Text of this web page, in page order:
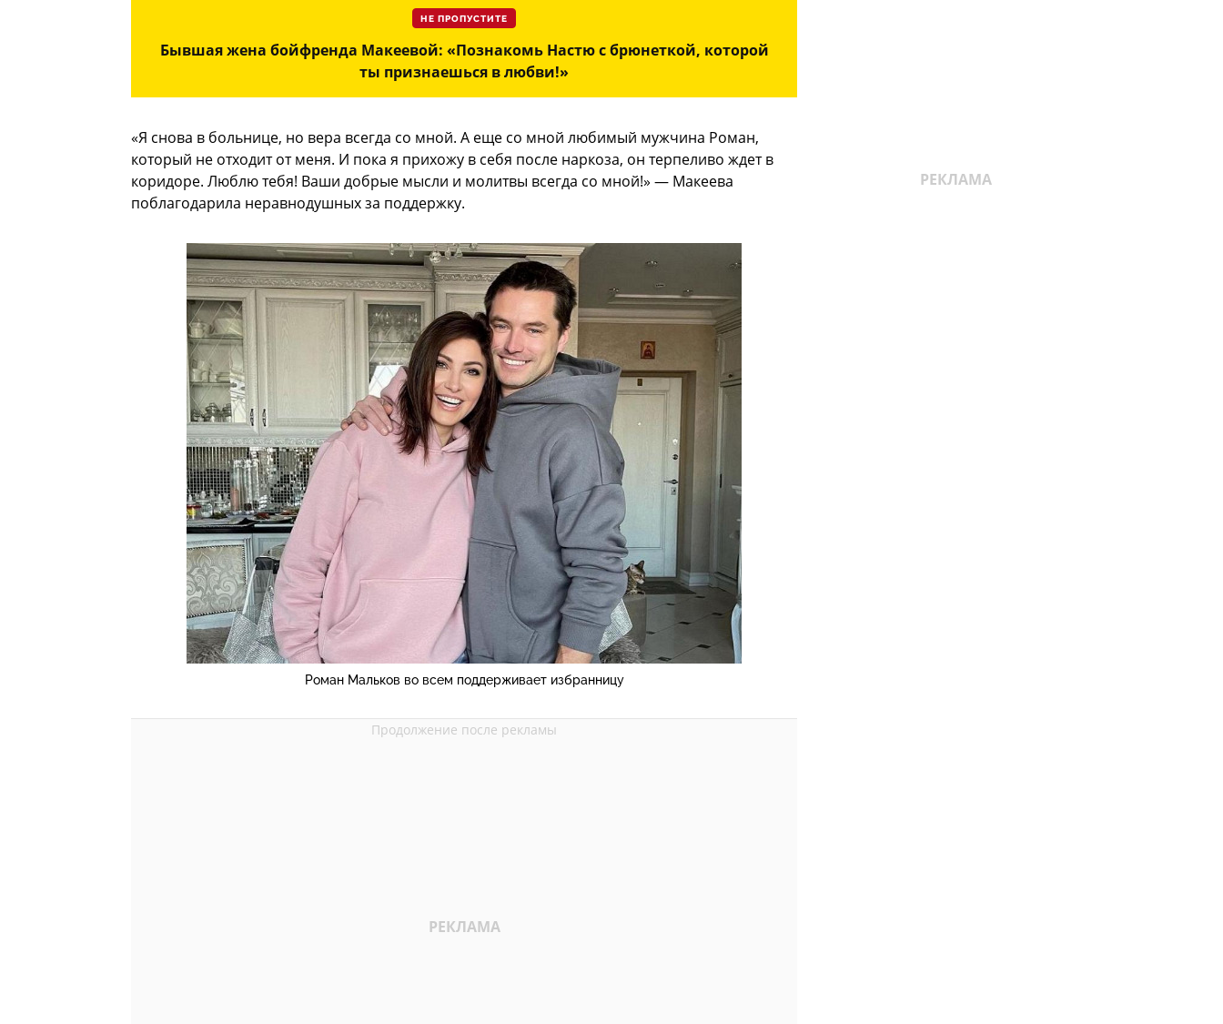
НЕ ПРОПУСТИТЕ
Бывшая жена бойфренда Макеевой: «Познакомь Настю с брюнеткой, которой
ты признаешься в любви!»
«Я снова в больнице, но вера всегда со мной. А еще со мной любимый мужчина Роман,
который не отходит от меня. И пока я прихожу в себя после наркоза, он терпеливо ждет в
коридоре. Люблю тебя! Ваши добрые мысли и молитвы всегда со мной!» — Макеева
поблагодарила неравнодушных за поддержку.
Роман Мальков во всем поддерживает избранницу